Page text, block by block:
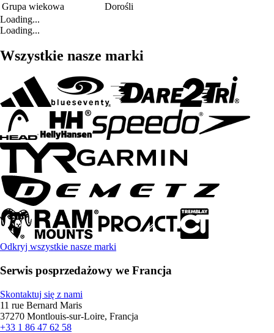
Grupa wiekowa
Dorośli
Loading...
Loading...
Wszystkie nasze marki
Odkryj wszystkie nasze marki
Serwis posprzedażowy we Francja
Skontaktuj się z nami
11 rue Bernard Maris
37270 Montlouis-sur-Loire, Francja
+33 1 86 47 62 58